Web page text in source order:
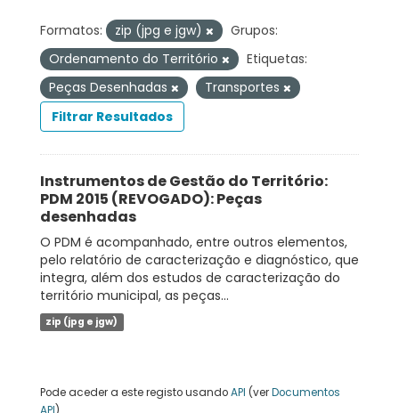
Formatos: zip (jpg e jgw)
Grupos:
Ordenamento do Território
Etiquetas:
Peças Desenhadas
Transportes
Filtrar Resultados
Instrumentos de Gestão do Território:
PDM 2015 (REVOGADO): Peças
desenhadas
O PDM é acompanhado, entre outros elementos,
pelo relatório de caracterização e diagnóstico, que
integra, além dos estudos de caracterização do
território municipal, as peças...
zip (jpg e jgw)
Pode aceder a este registo usandoAPI (verDocumentos